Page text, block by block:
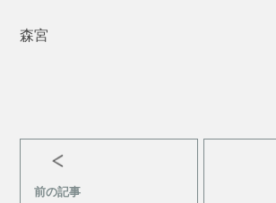
森宮
前の記事